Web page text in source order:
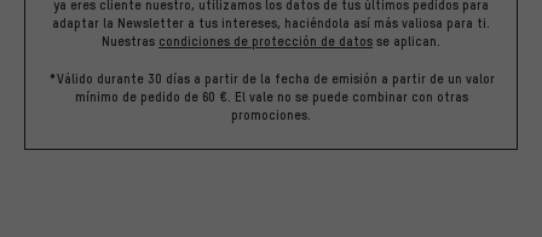
ya eres cliente nuestro, utilizamos los datos de tus últimos pedidos para
adaptar la Newsletter a tus intereses, haciéndola así más valiosa para ti.
Nuestras condiciones de protección de datos se aplican.
*Válido durante 30 días a partir de la fecha de emisión a partir de un valor
mínimo de pedido de 60 €. El vale no se puede combinar con otras
promociones.